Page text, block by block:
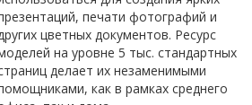
печати фотографий и
цветных документов. Ресурс
на уровне 5 тыс. стандартных
делает их незаменимыми
как в рамках среднего